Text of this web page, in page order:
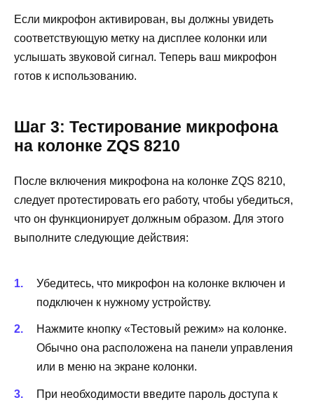
Если микрофон активирован, вы должны увидеть
соответствующую метку на дисплее колонки или
услышать звуковой сигнал. Теперь ваш микрофон
готов к использованию.
Шаг 3: Тестирование микрофона
на колонке ZQS 8210
После включения микрофона на колонке ZQS 8210,
следует протестировать его работу, чтобы убедиться,
что он функционирует должным образом. Для этого
выполните следующие действия:
Убедитесь, что микрофон на колонке включен и
подключен к нужному устройству.
Нажмите кнопку «Тестовый режим» на колонке.
Обычно она расположена на панели управления
или в меню на экране колонки.
При необходимости введите пароль доступа к